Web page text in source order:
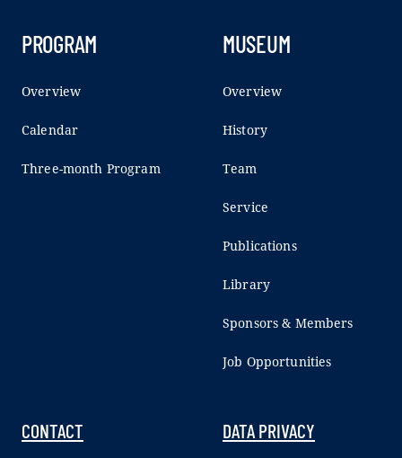
PROGRAM
Overview
Calendar
Three-month Program
MUSEUM
Overview
History
Team
Service
Publications
Library
Sponsors & Members
Job Opportunities
CONTACT DATA PRIVACY